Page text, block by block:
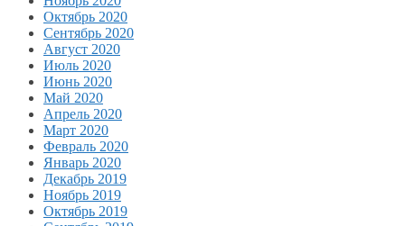
Октябрь 2020
Сентябрь 2020
Август 2020
Июль 2020
Июнь 2020
Май 2020
Апрель 2020
Март 2020
Февраль 2020
Январь 2020
Декабрь 2019
Ноябрь 2019
Октябрь 2019